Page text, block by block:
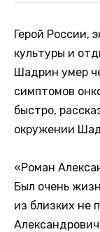
Герой России,
культуры и
Шадрин умер
симптомов
быстро,
окружении
«Роман
Был очень
из близких не